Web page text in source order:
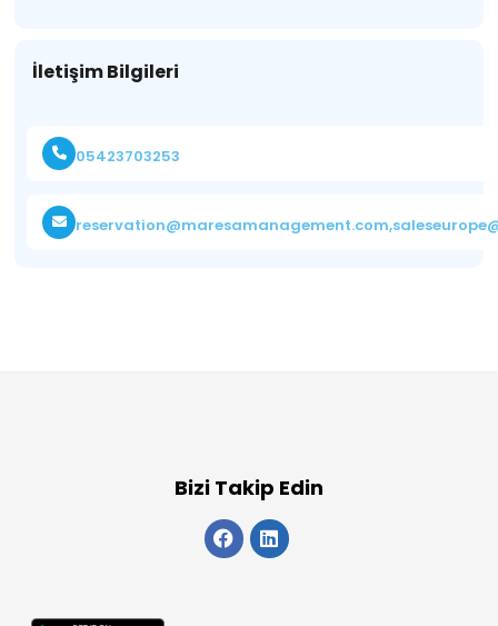
İletişim Bilgileri
05423703253
reservation@maresamanagement.com,
Bizi Takip Edin